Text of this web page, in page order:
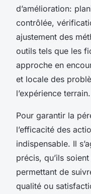
d’amélioration:
contrôlée,
ajustement des
outils tels que les
approche en
et locale des
l’expérience terrain.
Pour garantir la
l’efficacité des
indispensable. Il
précis, qu’ils
permettant de
qualité ou